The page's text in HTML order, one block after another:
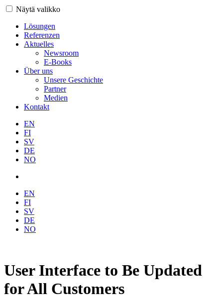
Näytä valikko
Lösungen
Referenzen
Aktuelles
Newsroom
E-Books
Über uns
Unsere Geschichte
Partner
Medien
Kontakt
EN
FI
SV
DE
NO
EN
FI
SV
DE
NO
User Interface to Be Updated
for All Customers